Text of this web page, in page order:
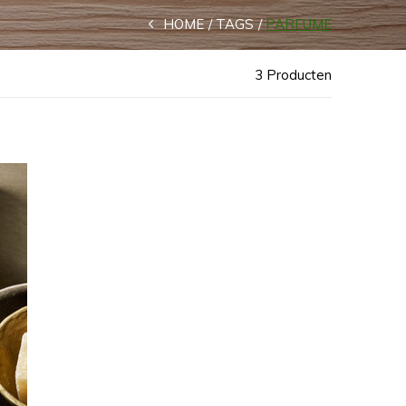
HOME TAGS PARFUME
3 Producten